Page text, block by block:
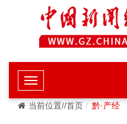
当前位置//首页 黔·产经